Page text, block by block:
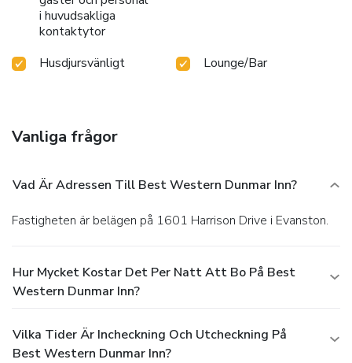
i huvudsakliga
kontaktytor
Husdjursvänligt
Lounge/Bar
Vanliga frågor
Vad Är Adressen Till Best Western Dunmar Inn?
Fastigheten är belägen på 1601 Harrison Drive i Evanston.
Hur Mycket Kostar Det Per Natt Att Bo På Best
Western Dunmar Inn?
Vilka Tider Är Incheckning Och Utcheckning På
Best Western Dunmar Inn?